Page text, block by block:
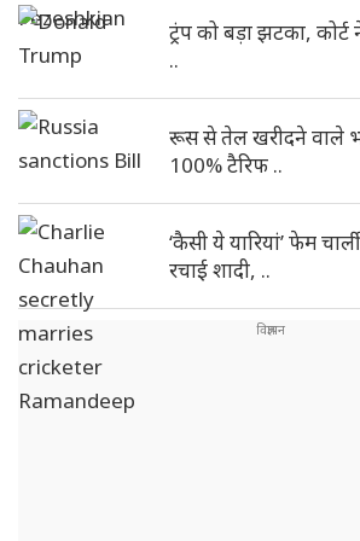
ट्रंप को बड़ा झटका,
..
रूस से तेल खरीदने वाले
100% टैरिफ ..
‘कैसी ये यारियां’ फेम
रचाई शादी, ..